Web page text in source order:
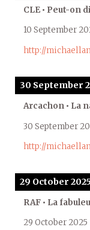
CLE • Peut-on
10 September
http://
30 September
Arcachon • La
30 September
http://
29 October
RAF • La
29 October 2025